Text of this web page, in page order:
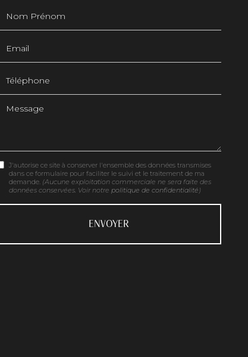
Message
J'autorise ce site à conserver l'ensemble des données transmises
dans ce formulaire pour faciliter le suivi et le traitement de ma
demande. (Aucune exploitation commerciale ne sera faite des
données conservées. Voir notre politique de confidentialité )